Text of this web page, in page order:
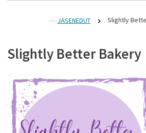
JÄSENEDUT Slightly
Slightly Better Bakery